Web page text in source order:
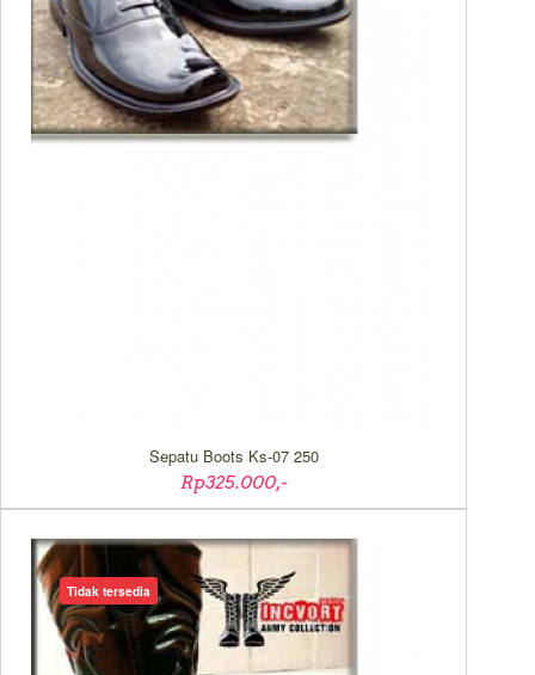
Sepatu Boots Ks-07 250
Rp325.000,-
Tidak tersedia